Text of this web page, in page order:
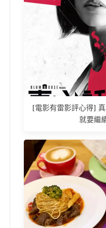
[電影有雷影評心得]
就要繼